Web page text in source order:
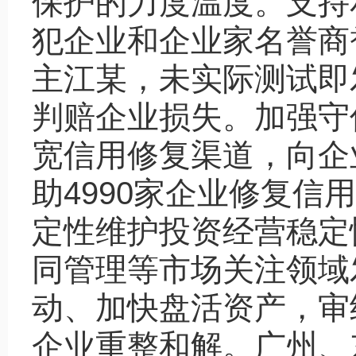
犯企业和企业家名誉
主江某，未实际测试
判赔企业损失。加强
宽信用修复渠道，向
助4990家企业修复信
定性维护投资经营稳
同管理等市场关注领
动、加快盘活资产，
企业重整和解。广州